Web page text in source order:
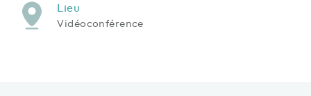
Lieu
Vidéoconférence